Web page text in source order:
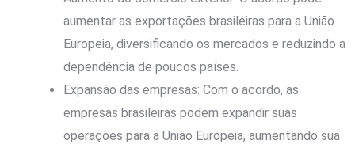
aumentar as exportações brasileiras para a União
Europeia, diversificando os mercados e reduzindo a
dependência de poucos países.
Expansão das empresas: Com o acordo, as
empresas brasileiras podem expandir suas
operações para a União Europeia, aumentando sua